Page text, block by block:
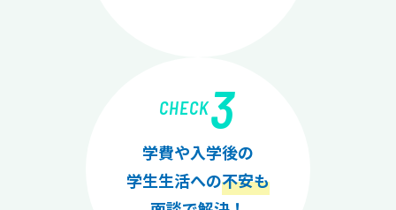
CHECK3
学費や入学後の
学生生活への不安も